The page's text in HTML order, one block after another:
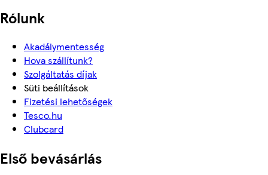
Rólunk
Akadálymentesség
Hova szállítunk?
Szolgáltatás díjak
Süti beállítások
Fizetési lehetőségek
Tesco.hu
Clubcard
Első bevásárlás